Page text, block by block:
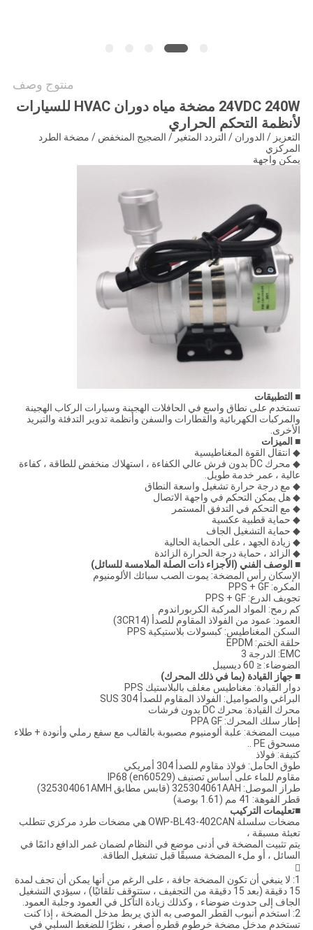
الموقع
سياسة
الخصوصية
منتوج وصف
24VDC 240W مضخة مياه دوران HVAC للسيارات
لأنظمة التحكم الحراري
التعزيز / الدوران / التردد المتغير / الضجيج المنخفض / مضخة الطرد
المركزي
يمكن واجهة
■ التطبيقات
تستخدم على نطاق واسع في الحافلات الهجينة وسيارات الركاب الهجينة
والمركبات الكهربائية والقطارات والسفن وأنظمة تدوير التدفئة والتبريد
الأخرى.
■ الميزات
◆ انتقال القوة المغناطيسية
◆ محرك DC بدون فرش عالي الكفاءة ، استهلاك منخفض للطاقة ، كفاءة
عالية ، عمر خدمة طويل.
◆ مع درجة حرارة تشغيل واسعة النطاق
◆ هل يمكن التحكم في واجهة الاتصال
◆ مع التحكم في التدفق المستمر
◆ حماية قطبية عكسية
◆ حماية التشغيل الجاف
◆ زيادة الجهد ، على الحماية الحالية
◆ الزائد ، حماية درجة الحرارة الزائدة
■ الوصف الفني (الأجزاء ذات الصلة الملامسة للسائل)
الإسكان رأس المضخة: يموت الصب سبائك الألومنيوم
المكره: PPS + GF
تجويف الدرع: PPS + GF
كم رمح: المواد المركبة الكربوراندوم
العمود: عمود من الفولاذ المقاوم للصدأ (3CR14)
السكن المغناطيس: كبسولات بلاستيكية PPS
حلقة الختم: EPDM
EMC: الدرجة 3
الضوضاء: ≤ 60 ديسيبل
■ جهاز القيادة (بما في ذلك المحرك)
دوار القيادة: مغناطيس مغلف بالبلاستيك PPS
البراغي والصواميل: الفولاذ المقاوم للصدأ SUS 304
محرك القيادة: محرك DC بدون فرشات
إطار سلك المحرك: PPA GF
مبيت المضخة: علبة ألومنيوم مصبوبة بالقالب مع سفع رملي وأنودة + طلاء
مسحوق PE ..
كتيفة: فولاذ
طوق الحامل: فولاذ مقاوم للصدأ 304 أمريكي
مقاوم للماء على أساس تصنيف IP68 (en60529)
طراز الموصل: 325304061AAH (قابس مطابق 325304061AMH)
قطر الفوهة: 41 مم (1.61 بوصة)
■تعليمات التركيب
مضخات سلسلة OWP-BL43-402CAN هي مضخات طرد مركزي تتطلب
تعبئة مسبقة ،
يتم تثبيت المضخة في أدنى موضع في النظام لضمان غمر الدافع دائمًا في
السائل ، أو ملء المضخة مسبقًا قبل تشغيل الطاقة.

1: لا ينبغي أن تكون المضخة جافة ، على الرغم من أنها يمكن أن تجف لمدة
15 دقيقة (بعد 15 دقيقة من التجفيف ، ستتوقف تلقائيًا) ، سيؤدي التشغيل
الجاف إلى حدوث ضوضاء ، وكذلك زيادة التآكل في العمود وجلبة العمود.
2: استخدم أنبوب القطر الموصى به الذي يربط مدخل المضخة ، إذا كنت
تستخدم مدخل مضخة خرطوم قطره أصغر ، نظرًا للضغط السلبي في